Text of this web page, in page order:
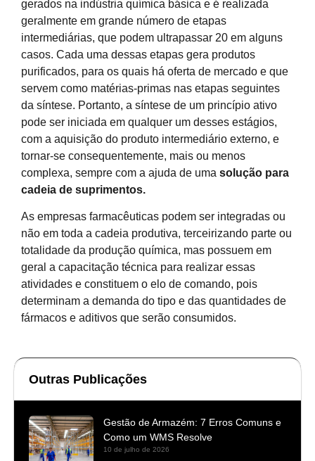
gerados na indústria química básica e é realizada
geralmente em grande número de etapas
intermediárias, que podem ultrapassar 20 em alguns
casos. Cada uma dessas etapas gera produtos
purificados, para os quais há oferta de mercado e que
servem como matérias-primas nas etapas seguintes
da síntese. Portanto, a síntese de um princípio ativo
pode ser iniciada em qualquer um desses estágios,
com a aquisição do produto intermediário externo, e
tornar-se consequentemente, mais ou menos
complexa, sempre com a ajuda de uma solução para
cadeia de suprimentos.
As empresas farmacêuticas podem ser integradas ou
não em toda a cadeia produtiva, terceirizando parte ou
totalidade da produção química, mas possuem em
geral a capacitação técnica para realizar essas
atividades e constituem o elo de comando, pois
determinam a demanda do tipo e das quantidades de
fármacos e aditivos que serão consumidos.
Outras Publicações
Gestão de Armazém: 7 Erros Comuns e
Como um WMS Resolve
10 de julho de 2026